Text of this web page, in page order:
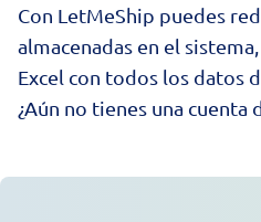
Con LetMeShip puedes
almacenadas en el
Excel con todos los datos
¿Aún no tienes una cuenta